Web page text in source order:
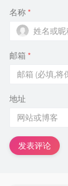
名称 *
邮箱 *
地址
发表评论